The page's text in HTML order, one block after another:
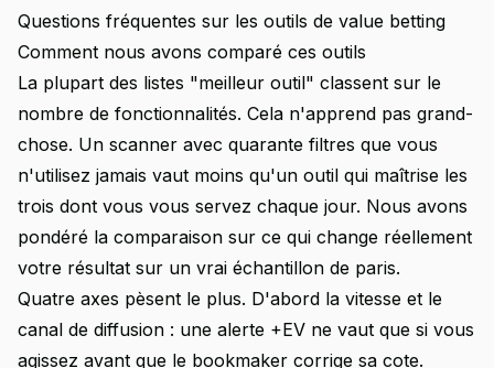
Questions fréquentes sur les outils de value betting
Comment nous avons comparé ces outils
La plupart des listes "meilleur outil" classent sur le
nombre de fonctionnalités. Cela n'apprend pas grand-
chose. Un scanner avec quarante filtres que vous
n'utilisez jamais vaut moins qu'un outil qui maîtrise les
trois dont vous vous servez chaque jour. Nous avons
pondéré la comparaison sur ce qui change réellement
votre résultat sur un vrai échantillon de paris.
Quatre axes pèsent le plus. D'abord la vitesse et le
canal de diffusion : une alerte +EV ne vaut que si vous
agissez avant que le bookmaker corrige sa cote.